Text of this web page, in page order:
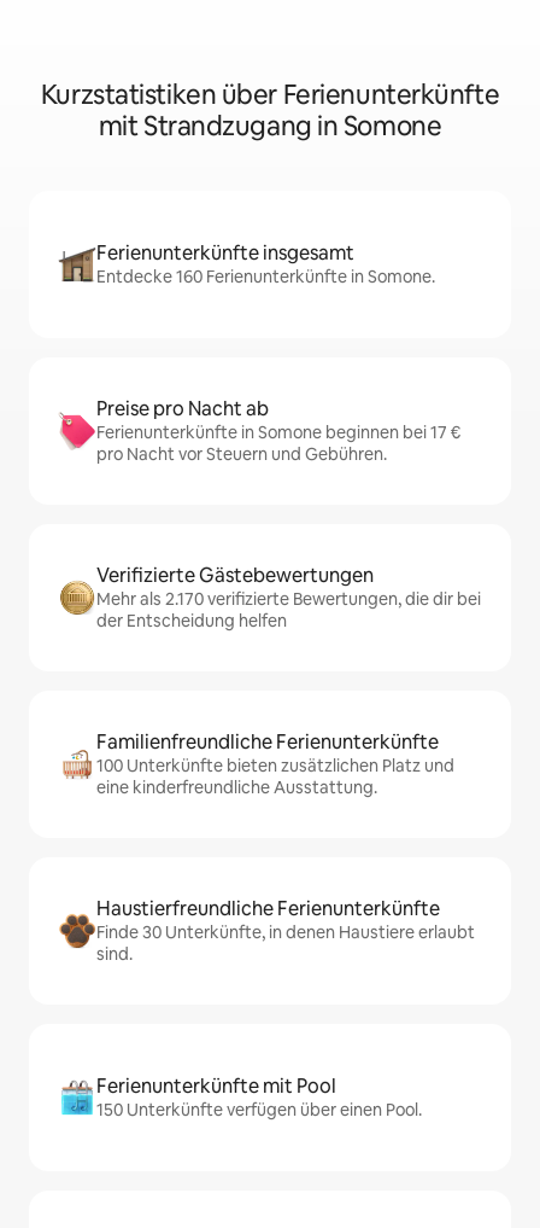
Kurzstatistiken über Ferienunterkünfte
mit Strandzugang in Somone
Ferienunterkünfte insgesamt
Entdecke 160 Ferienunterkünfte in Somone.
Preise pro Nacht ab
Ferienunterkünfte in Somone beginnen bei 17 €
pro Nacht vor Steuern und Gebühren.
Verifizierte Gästebewertungen
Mehr als 2.170 verifizierte Bewertungen, die dir bei
der Entscheidung helfen
Familienfreundliche Ferienunterkünfte
100 Unterkünfte bieten zusätzlichen Platz und
eine kinderfreundliche Ausstattung.
Haustierfreundliche Ferienunterkünfte
Finde 30 Unterkünfte, in denen Haustiere erlaubt
sind.
Ferienunterkünfte mit Pool
150 Unterkünfte verfügen über einen Pool.